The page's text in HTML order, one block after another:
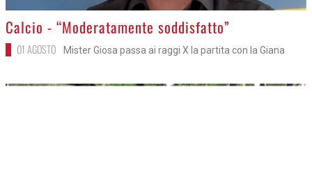
>
Calcio - “Moderatamente soddisfatto”
01 AGOSTO Mister Giosa passa ai raggi X la partita con la Giana